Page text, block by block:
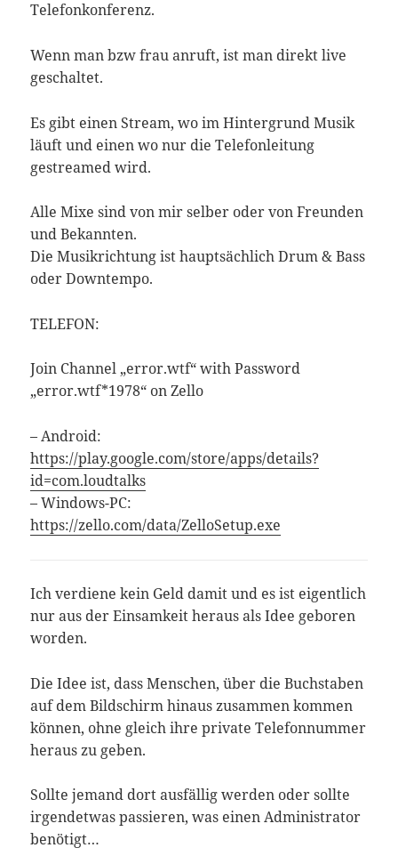
Telefonkonferenz.
Wenn man bzw frau anruft, ist man direkt live
geschaltet.
Es gibt einen Stream, wo im Hintergrund Musik
läuft und einen wo nur die Telefonleitung
gestreamed wird.
Alle Mixe sind von mir selber oder von Freunden
und Bekannten.
Die Musikrichtung ist hauptsächlich Drum & Bass
oder Downtempo.
TELEFON:
Join Channel „error.wtf“ with Password
„error.wtf*1978“ on Zello
– Android:
https://play.google.com/store/apps/details?
id=com.loudtalks
– Windows-PC:
https://zello.com/data/ZelloSetup.exe
Ich verdiene kein Geld damit und es ist eigentlich
nur aus der Einsamkeit heraus als Idee geboren
worden.
Die Idee ist, dass Menschen, über die Buchstaben
auf dem Bildschirm hinaus zusammen kommen
können, ohne gleich ihre private Telefonnummer
heraus zu geben.
Sollte jemand dort ausfällig werden oder sollte
irgendetwas passieren, was einen Administrator
benötigt…